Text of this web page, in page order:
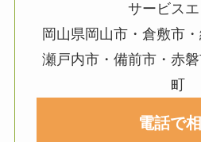
サービス
岡山県岡山市・倉敷市
瀬戸内市・備前市・赤
町
電話で